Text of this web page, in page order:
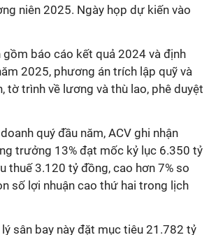
niên 2025. Ngày họp dự kiến vào
gồm báo cáo kết quả 2024 và định
2025, phương án trích lập quỹ và
tờ trình về lương và thù lao, phê duyệt
quý đầu năm, ACV ghi nhận
trưởng 13% đạt mốc kỷ lục 6.350 tỷ
thuế 3.120 tỷ đồng, cao hơn 7% so
số lợi nhuận cao thứ hai trong lịch
lý sân bay này đặt mục tiêu 21.782 tỷ